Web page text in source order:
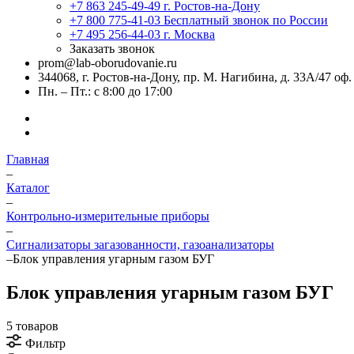
+7 863 245-49-49 г. Ростов-на-Дону
+7 800 775-41-03 Бесплатный звонок по России
+7 495 256-44-03 г. Москва
Заказать звонок
prom@lab-oborudovanie.ru
344068, г. Ростов-на-Дону, пр. М. Нагибина, д. 33А/47 оф.
Пн. – Пт.: с 8:00 до 17:00
Главная
–
Каталог
–
Контрольно-измерительные приборы
–
Сигнализаторы загазованности, газоанализаторы
–Блок управления угарным газом БУГ
Блок управления угарным газом БУГ
5 товаров
Фильтр